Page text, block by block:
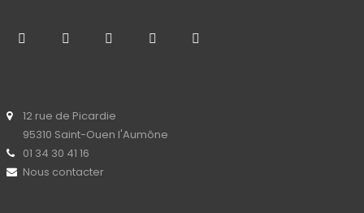
12 rue de Picardie
95310 Saint-Ouen l'Aumône
01 34 30 41 16
Nous contacter